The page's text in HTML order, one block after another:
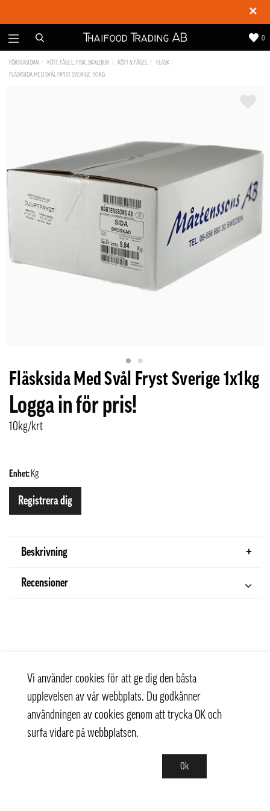
✕
0
FÖRSTASIDAN KÖTT, FÅGEL, FISK, SKALDJUR KÖTT & FÅGEL
FLÄSK
FLÄSKSIDA MED SVÅL FRYST SVERIGE 1X1KG
Fläsksida Med Svål Fryst Sverige 1x1kg
Logga in för pris!
10kg/krt
Enhet: Kg
Registrera dig
Beskrivning
Recensioner
Vi använder cookies för att ge dig den bästa
upplevelsen av vår webbplats. Du godkänner
användningen av cookies genom att trycka OK och
surfa vidare på webbplatsen.
Ok